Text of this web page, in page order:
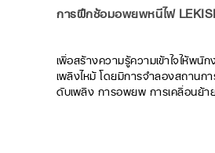
การฝึกซ้อมอพยพหนีไฟ
เพื่อสร้างความรู้ความเข้าใจให้พนั
เพลิงไหม้ โดยมีการจำลองสถาน
ดับเพลิง การอพยพ การเคลื่อนย้า